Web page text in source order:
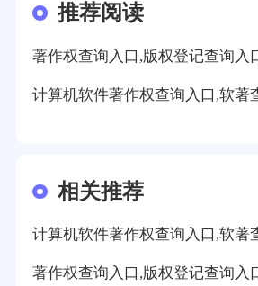
推荐阅读
著作权查询入口,版权登记查询入
计算机软件著作权查询入口,软著
相关推荐
计算机软件著作权查询入口,软著
著作权查询入口,版权登记查询入